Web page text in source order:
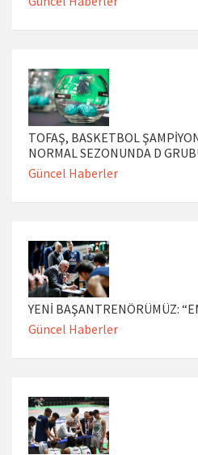
TOFAŞ, BASKETBOL
NORMAL SEZONUNDA D
Güncel Haberler
YENİ BAŞANTRENÖRÜMÜZ:
Güncel Haberler